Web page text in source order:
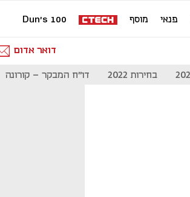
פנאי מוסף Dun's 100
דואר אדום
בחירות 2022 דו"ח המבקר - קורונה